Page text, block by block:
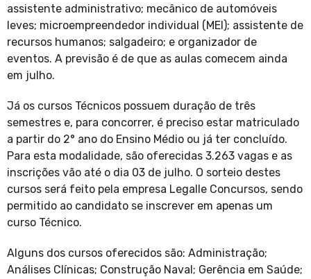
assistente administrativo; mecânico de automóveis
leves; microempreendedor individual (MEI); assistente de
recursos humanos; salgadeiro; e organizador de
eventos. A previsão é de que as aulas comecem ainda
em julho.
Já os cursos Técnicos possuem duração de três
semestres e, para concorrer, é preciso estar matriculado
a partir do 2° ano do Ensino Médio ou já ter concluído.
Para esta modalidade, são oferecidas 3.263 vagas e as
inscrições vão até o dia 03 de julho. O sorteio destes
cursos será feito pela empresa Legalle Concursos, sendo
permitido ao candidato se inscrever em apenas um
curso Técnico.
Alguns dos cursos oferecidos são: Administração;
Análises Clínicas; Construção Naval; Gerência em Saúde;